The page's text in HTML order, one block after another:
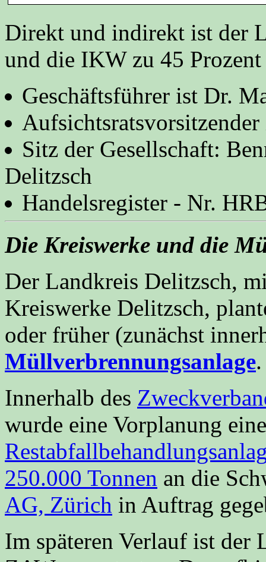
Direkt und indirekt ist der
und die IKW zu 45
Geschäftsführer ist Dr.
Sitz der Gesellschaft:
Delitzsch
Handelsregister - Nr.
Die Kreiswerke und die
Der Landkreis Delitzsch,
Kreiswerke Delitzsch,
oder früher (zunächst
Müllverbrennungsanlage.
Innerhalb des
wurde eine Vorplanung
250.000 Tonnen an die
AG, Zürich in Auftrag
Im späteren Verlauf ist der